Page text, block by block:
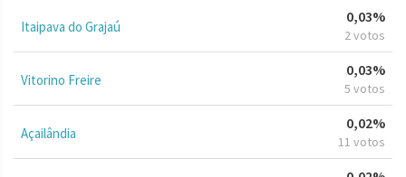
Itaipava do Grajaú
0,03%
2 votos
Vitorino Freire
0,03%
5 votos
Açailândia
0,02%
11 votos